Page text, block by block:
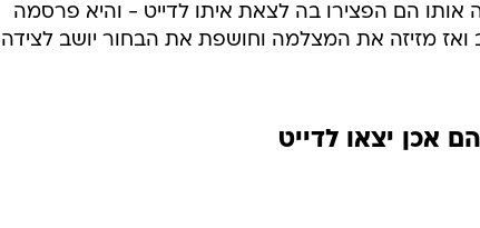
הם הפצירו בה לצאת איתו לדייט - והיא פרסמה
ואז מזיזה את המצלמה וחושפת את הבחור יושב
אכן יצאו לדייט